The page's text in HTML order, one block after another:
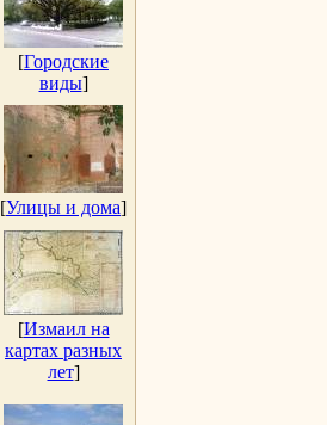
[Городские
виды]
[Улицы и дома]
[Измаил на
картах разных
лет]